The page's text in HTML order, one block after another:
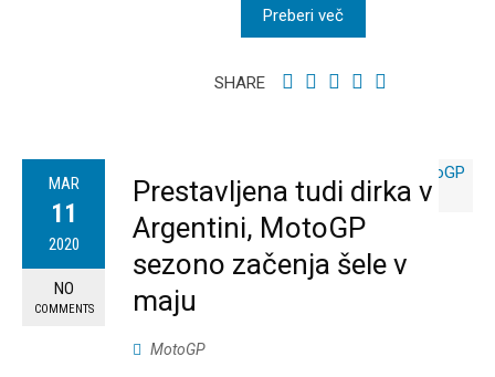
Preberi več
SHARE
MAR
11
2020
NO
COMMENTS
Prestavljena tudi dirka v
Argentini, MotoGP
sezono začenja šele v
maju
MotoGP